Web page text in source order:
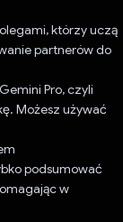
którzy uczą
partnerów do
Pro, czyli
Możesz używać
podsumować
w